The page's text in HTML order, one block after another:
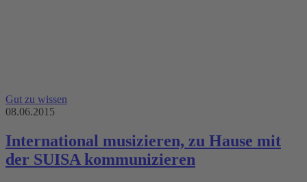
Gut zu wissen
08.06.2015
International musizieren, zu Hause mit
der SUISA kommunizieren